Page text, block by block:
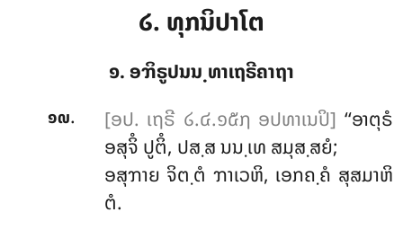
໒. ທຸກນິປາໂຕ
໑. ອຠິຣູປນນ຺ທາເຖຣີຄາຖາ
໑໙. [ອປ. ເຖຣີ ໒.໔.໑໕໗ ອປທາເນປິ] ‘‘ອາຕຸຣໍ
ອສຸຈິໍ ປູຕິໍ, ປສ຺ສ ນນ຺ເທ ສມຸສ຺ສຍໍ;
ອສຸຠາຍ ຈິຕ຺ຕໍ ຠາເວຫິ, ເອກຄ຺ຄໍ ສຸສມາຫິ
ຕໍ.